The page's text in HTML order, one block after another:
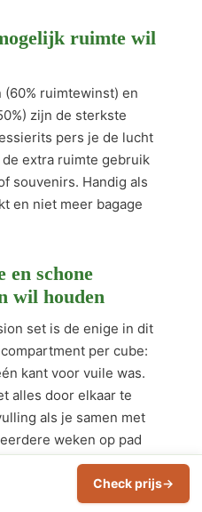
ruimte wil
(60% ruimtewinst) en
zijn de sterkste
pers je de lucht
extra ruimte gebruik
souvenirs. Handig als
en niet meer bagage
en schone
wil houden
set is de enige in dit
per cube:
kant voor vuile was.
alles door elkaar te
als je samen met
weken op pad
Check prijs